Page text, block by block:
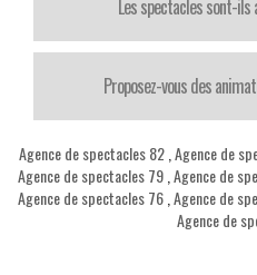
Les spectacles sont-ils
Proposez-vous des
Agence de spectacles 82, Agence de
Agence de spectacles 79, Agence de
Agence de spectacles 76, Agence de
Agence de